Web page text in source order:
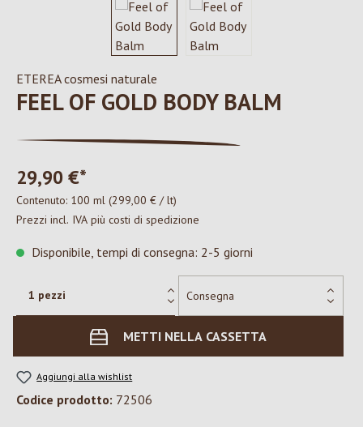
ETEREA cosmesi naturale
FEEL OF GOLD BODY BALM
29,90 €*
Contenuto: 100 ml (299,00 € / lt)
Prezzi incl. IVA più costi di spedizione
Disponibile, tempi di consegna: 2-5 giorni
METTI NELLA CASSETTA
Aggiungi alla wishlist
Codice prodotto: 72506